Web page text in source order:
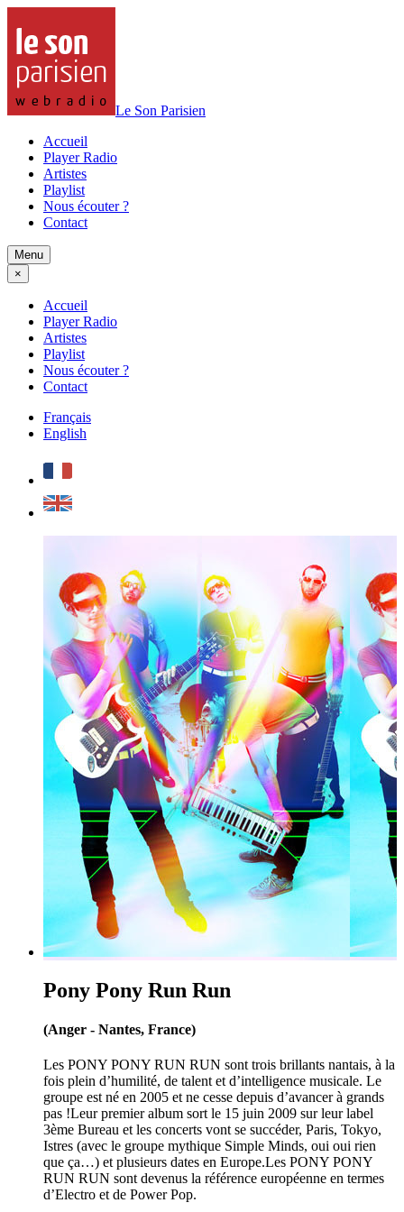
Le Son Parisien
Accueil
Player Radio
Artistes
Playlist
Nous écouter ?
Contact
Menu
×
Accueil
Player Radio
Artistes
Playlist
Nous écouter ?
Contact
Français
English
Pony Pony Run Run
(Anger - Nantes, France)
Les PONY PONY RUN RUN sont trois brillants nantais, à la
fois plein d’humilité, de talent et d’intelligence musicale. Le
groupe est né en 2005 et ne cesse depuis d’avancer à grands
pas !Leur premier album sort le 15 juin 2009 sur leur label
3ème Bureau et les concerts vont se succéder, Paris, Tokyo,
Istres (avec le groupe mythique Simple Minds, oui oui rien
que ça…) et plusieurs dates en Europe.Les PONY PONY
RUN RUN sont devenus la référence européenne en termes
d’Electro et de Power Pop.